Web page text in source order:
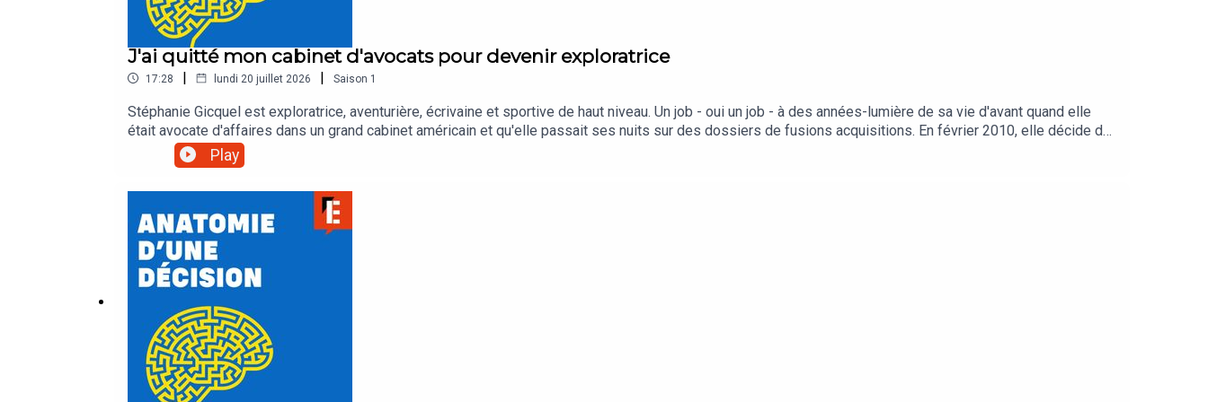
J'ai quitté mon cabinet d'avocats pour devenir exploratrice
17:28 | lundi 20 juillet 2026 | Saison 1
Stéphanie Gicquel est exploratrice, aventurière, écrivaine et sportive de haut niveau. Un job - oui un job - à des années-lumière de sa vie d'avant quand elle
était avocate d'affaires dans un grand cabinet américain et qu'elle passait ses nuits sur des dossiers de fusions acquisitions. En février 2010, elle décide de
changer de vie.Dans cet épisode, Stéphanie Gicquel raconte comment on prépare un tel virage, tant professionnel que personnel, au micro de Béatrice
Mathieu, grand-reporter à L'Express.Retrouvez tous les détails de l'épisode ici et abonnez vous à L'Express Podcasts L'équipe : Présentation : Béatrice
Studio Torrent Logo : Alice Lagarde Pour nous écrire : podcast@lexpress.fr Hébergé par Acast. Visitez acast.com/privacy pour plus d'informations.
Play